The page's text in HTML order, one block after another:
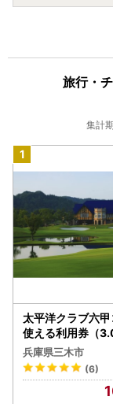
旅行・
集計
太平洋クラブ六
使える利用券（
）
兵庫県三木市
(6)